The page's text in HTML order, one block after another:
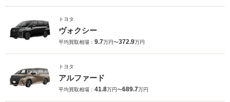
トヨタ
ヴォクシー
平均買取相場： 9.7万円〜372.9万円
トヨタ
アルファード
平均買取相場： 41.8万円〜689.7万円